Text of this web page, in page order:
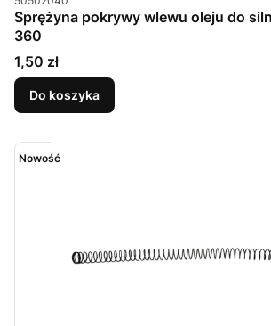
Sprężyna pokrywy wlewu oleju do
360
Cena
1,50 zł
Do koszyka
Nowość